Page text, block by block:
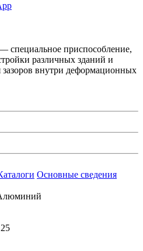
специальное приспособление,
различных зданий и
внутри деформационных
Основные сведения